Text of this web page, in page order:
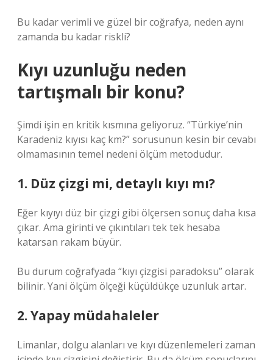
Bu kadar verimli ve güzel bir coğrafya, neden aynı
zamanda bu kadar riskli?
Kıyı uzunluğu neden
tartışmalı bir konu?
Şimdi işin en kritik kısmına geliyoruz. “Türkiye’nin
Karadeniz kıyısı kaç km?” sorusunun kesin bir cevabı
olmamasının temel nedeni ölçüm metodudur.
1. Düz çizgi mi, detaylı kıyı mı?
Eğer kıyıyı düz bir çizgi gibi ölçersen sonuç daha kısa
çıkar. Ama girinti ve çıkıntıları tek tek hesaba
katarsan rakam büyür.
Bu durum coğrafyada “kıyı çizgisi paradoksu” olarak
bilinir. Yani ölçüm ölçeği küçüldükçe uzunluk artar.
2. Yapay müdahaleler
Limanlar, dolgu alanları ve kıyı düzenlemeleri zaman